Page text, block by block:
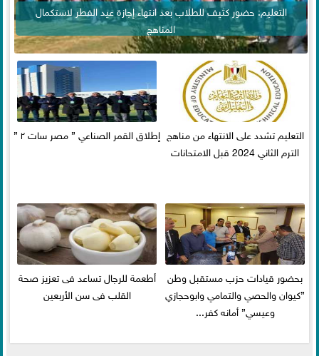
التعليم: حضور كثيف للطلاب بعد انتهاء إجازة عيد الفطر لاستكمال
المناهج
التعليم تشدد على الانتهاء من مناهج
الترم الثاني 2024 قبل الامتحانات
إطلاق القمر الصناعي ” مصر سات ٢ ”
بحضور قيادات حزب مستقبل وطن
”كيوان والحصي والتمامي وابوحجازي
وعيسي” أمانه كفر...
أطعمة للرجال تساعد فى تعزيز صحة
القلب فى سن الأربعين